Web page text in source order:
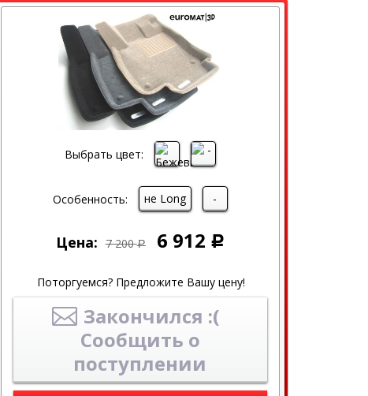
Выбрать цвет:
Особенность: не Long -
Цена: 7 200 Р 6 912 Р
Поторгуемся? Предложите Вашу цену!
Закончился :(
Сообщить о
поступлении